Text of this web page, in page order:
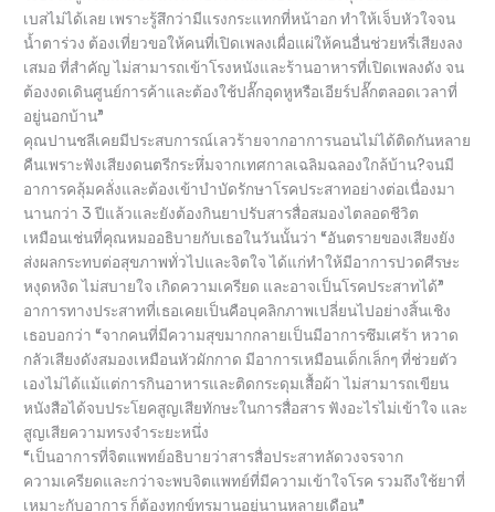
เบสไม่ได้เลย เพราะรู้สึกว่ามีแรงกระแทกที่หน้าอก ทำให้เจ็บหัวใจจน
น้ำตาร่วง ต้องเที่ยวขอให้คนที่เปิดเพลงเผื่อแผ่ให้คนอื่นช่วยหรี่เสียงลง
เสมอ ที่สำคัญ ไม่สามารถเข้าโรงหนังและร้านอาหารที่เปิดเพลงดัง จน
ต้องงดเดินศูนย์การค้าและต้องใช้ปลั๊กอุดหูหรือเอียร์ปลั๊กตลอดเวลาที่
อยู่นอกบ้าน”
คุณปานชลีเคยมีประสบการณ์เลวร้ายจากอาการนอนไม่ได้ติดกันหลาย
คืนเพราะฟังเสียงดนตรีกระหึ่มจากเทศกาลเฉลิมฉลองใกล้บ้าน?จนมี
อาการคลุ้มคลั่งและต้องเข้าบำบัดรักษาโรคประสาทอย่างต่อเนื่องมา
นานกว่า 3 ปีแล้วและยังต้องกินยาปรับสารสื่อสมองไตลอดชีวิต
เหมือนเช่นที่คุณหมออธิบายกับเธอในวันนั้นว่า “อันตรายของเสียงยัง
ส่งผลกระทบต่อสุขภาพทั่วไปและจิตใจ ได้แก่ทำให้มีอาการปวดศีรษะ
หงุดหงิด ไม่สบายใจ เกิดความเครียด และอาจเป็นโรคประสาทได้”
อาการทางประสาทที่เธอเคยเป็นคือบุคลิกภาพเปลี่ยนไปอย่างสิ้นเชิง
เธอบอกว่า “จากคนที่มีความสุขมากกลายเป็นมีอาการซึมเศร้า หวาด
กลัวเสียงดังสมองเหมือนหัวผักกาด มีอาการเหมือนเด็กเล็กๆ ที่ช่วยตัว
เองไม่ได้แม้แต่การกินอาหารและติดกระดุมเสื้อผ้า ไม่สามารถเขียน
หนังสือได้จบประโยคสูญเสียทักษะในการสื่อสาร ฟังอะไรไม่เข้าใจ และ
สูญเสียความทรงจำระยะหนึ่ง
“เป็นอาการที่จิตแพทย์อธิบายว่าสารสื่อประสาทลัดวงจรจาก
ความเครียดและกว่าจะพบจิตแพทย์ที่มีความเข้าใจโรค รวมถึงใช้ยาที่
เหมาะกับอาการ ก็ต้องทุกข์ทรมานอยู่นานหลายเดือน”